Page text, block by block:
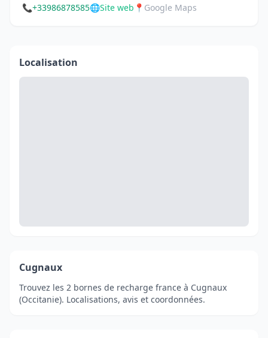
📞+33986878585🌐Site web 📍 Google Maps
Localisation
Cugnaux
Trouvez les 2 bornes de recharge france à Cugnaux
(Occitanie). Localisations, avis et coordonnées.